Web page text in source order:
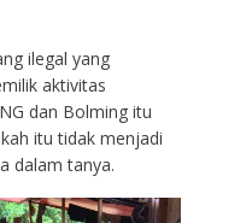
ilegal yang
aktivitas
dan Bolming itu
itu tidak menjadi
dalam tanya.